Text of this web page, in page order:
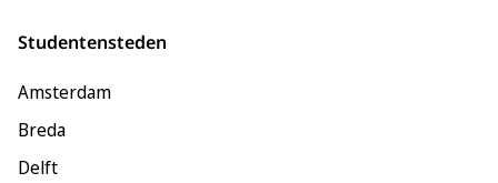
Studentensteden
Amsterdam
Breda
Delft